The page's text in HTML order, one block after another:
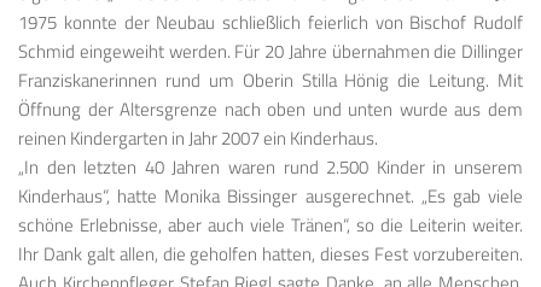
1975 konnte der Neubau schließlich feierlich von Bischof Rudolf
Schmid eingeweiht werden. Für 20 Jahre übernahmen die Dillinger
Franziskanerinnen rund um Oberin Stilla Hönig die Leitung. Mit
Öffnung der Altersgrenze nach oben und unten wurde aus dem
reinen Kindergarten in Jahr 2007 ein Kinderhaus.
„In den letzten 40 Jahren waren rund 2.500 Kinder in unserem
Kinderhaus“, hatte Monika Bissinger ausgerechnet. „Es gab viele
schöne Erlebnisse, aber auch viele Tränen“, so die Leiterin weiter.
Ihr Dank galt allen, die geholfen hatten, dieses Fest vorzubereiten.